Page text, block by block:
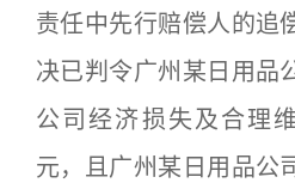
责任中先行赔偿人的追
决已判令广州某日用品
公司经济损失及合理
元，且广州某日用品公